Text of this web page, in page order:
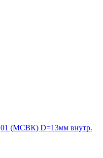
(МСВК) D=13мм внутр.